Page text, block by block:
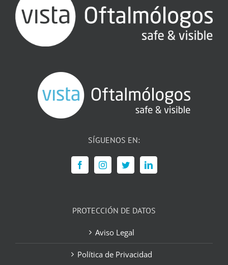
SÍGUENOS EN:
PROTECCIÓN DE DATOS
Aviso Legal
Política de Privacidad